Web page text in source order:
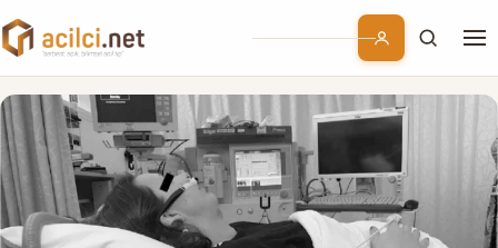
Branşlar
Konular
Kurumsal